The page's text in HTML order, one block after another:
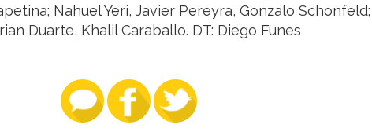
Nahuel Yeri, Javier Pereyra, Gonzalo Schonfeld;
Duarte, Khalil Caraballo. DT: Diego Funes